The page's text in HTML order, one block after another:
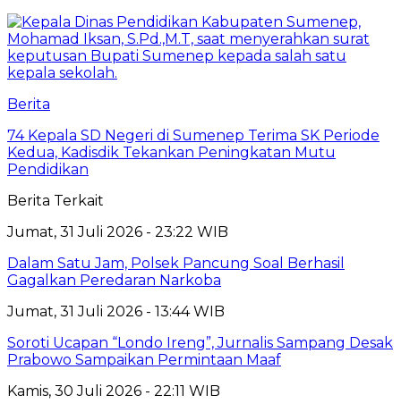
Berita
74 Kepala SD Negeri di Sumenep Terima SK Periode
Kedua, Kadisdik Tekankan Peningkatan Mutu
Pendidikan
Berita Terkait
Jumat, 31 Juli 2026 - 23:22 WIB
Dalam Satu Jam, Polsek Pancung Soal Berhasil
Gagalkan Peredaran Narkoba
Jumat, 31 Juli 2026 - 13:44 WIB
Soroti Ucapan “Londo Ireng”, Jurnalis Sampang Desak
Prabowo Sampaikan Permintaan Maaf
Kamis, 30 Juli 2026 - 22:11 WIB